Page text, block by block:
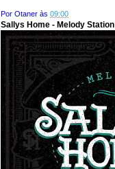
Por Otaner às 09:00
Sallys Home - Melody Station